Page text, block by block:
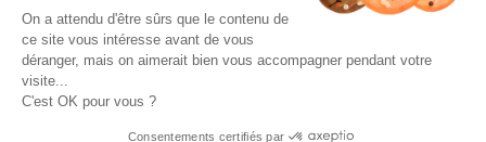
Les marchés de Bandol
Produits régionaux
© 2018 Tous droits réservés | Les Villas du Hameau de la Crique de
l'Anglaise |
On a attendu d'être sûrs que le contenu de
ce site vous intéresse avant de vous
déranger, mais on aimerait bien vous accompagner pendant votre
visite...
C'est OK pour vous ?
Consentements certifiés par